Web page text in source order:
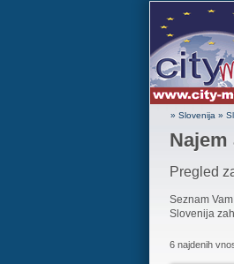
» Slovenija »
Najem
Pregled
Seznam
Slovenija
6 najdenih